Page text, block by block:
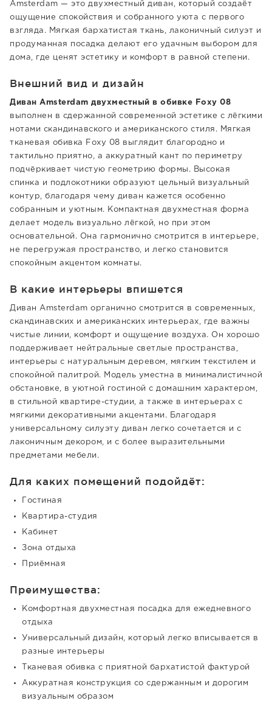
Amsterdam — это двухместный диван, который создаёт
ощущение спокойствия и собранного уюта с первого
взгляда. Мягкая бархатистая ткань, лаконичный силуэт и
продуманная посадка делают его удачным выбором для
дома, где ценят эстетику и комфорт в равной степени.
Внешний вид и дизайн
Диван Amsterdam двухместный в обивке Foxy 08
выполнен в сдержанной современной эстетике с лёгкими
нотами скандинавского и американского стиля. Мягкая
тканевая обивка Foxy 08 выглядит благородно и
тактильно приятно, а аккуратный кант по периметру
подчёркивает чистую геометрию формы. Высокая
спинка и подлокотники образуют цельный визуальный
контур, благодаря чему диван кажется особенно
собранным и уютным. Компактная двухместная форма
делает модель визуально лёгкой, но при этом
основательной. Она гармонично смотрится в интерьере,
не перегружая пространство, и легко становится
спокойным акцентом комнаты.
В какие интерьеры впишется
Диван Amsterdam органично смотрится в современных,
скандинавских и американских интерьерах, где важны
чистые линии, комфорт и ощущение воздуха. Он хорошо
поддерживает нейтральные светлые пространства,
интерьеры с натуральным деревом, мягким текстилем и
спокойной палитрой. Модель уместна в минималистичной
обстановке, в уютной гостиной с домашним характером,
в стильной квартире-студии, а также в интерьерах с
мягкими декоративными акцентами. Благодаря
универсальному силуэту диван легко сочетается и с
лаконичным декором, и с более выразительными
предметами мебели.
Для каких помещений подойдёт:
Гостиная
Квартира-студия
Кабинет
Зона отдыха
Приёмная
Преимущества:
Комфортная двухместная посадка для ежедневного
отдыха
Универсальный дизайн, который легко вписывается в
разные интерьеры
Тканевая обивка с приятной бархатистой фактурой
Аккуратная конструкция со сдержанным и дорогим
визуальным образом